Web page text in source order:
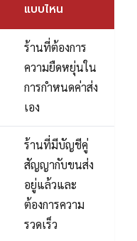
แบบไหน
ร้านที่ต้องการ
ความยืดหยุ่นใน
การกำหนดค่าส่ง
เอง
ร้านที่มีบัญชีคู่
สัญญากับขนส่ง
อยู่แล้วและ
ต้องการความ
รวดเร็ว